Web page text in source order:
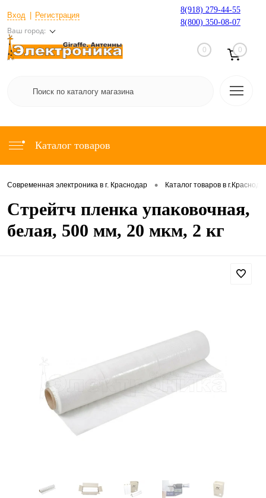
Вход Регистрация
Ваш город:
8(918) 279-44-55
8(800) 350-08-07
0 0
Каталог товаров
Современная электроника в г. Краснодар • Каталог товаров в
Стрейтч пленка упаковочная,
белая, 500 мм, 20 мкм, 2 кг